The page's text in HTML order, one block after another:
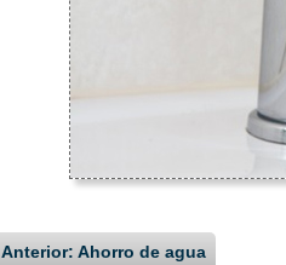
Anterior: Ahorro de agua